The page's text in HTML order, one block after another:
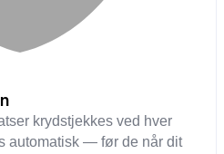
krydstjekkes ved hver
automatisk — før de når dit